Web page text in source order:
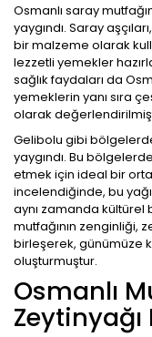
Osmanlı saray
yaygındı. Saray
bir malzeme olarak
lezzetli yemekler
sağlık faydaları da
yemeklerin yanı sıra
olarak
Gelibolu gibi
yaygındı. Bu
etmek için ideal bir
incelendiğinde, bu
aynı zamanda kültürel
mutfağının zenginliği,
birleşerek, günümüze
oluşturmuştur.
Osmanlı
Zeytinyağı